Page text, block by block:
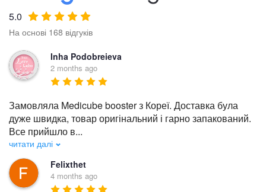
5.0
На основі 168 відгуків
Inha Podobreieva
2 months ago
Замовляла Medicube booster з Кореї. Доставка була
дуже швидка, товар оригінальний і гарно запакований.
Все прийшло в...
читати далі
Felixthet
4 months ago